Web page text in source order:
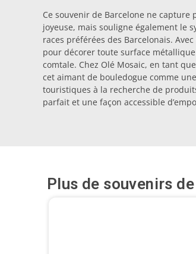
Ce souvenir de Barcelone ne capture
joyeuse, mais souligne également le
races préférées des Barcelonais.
pour décorer toute surface
comtale. Chez Olé Mosaic, en tant
cet aimant de bouledogue comme
touristiques à la recherche de
parfait et une façon accessible
Plus de souvenirs